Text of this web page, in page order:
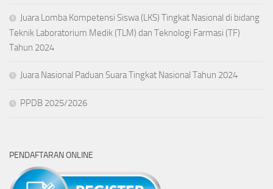
Juara Lomba Kompetensi Siswa (LKS) Tingkat Nasional di bidang
Teknik Laboratorium Medik (TLM) dan Teknologi Farmasi (TF)
Tahun 2024
Juara Nasional Paduan Suara Tingkat Nasional Tahun 2024
PPDB 2025/2026
PENDAFTARAN ONLINE